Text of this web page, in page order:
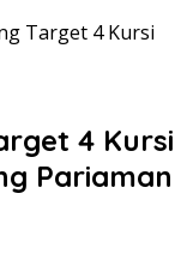
Target 4 Kursi
4 Kursi
Pariaman